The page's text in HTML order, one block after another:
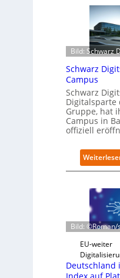
Bild: Schwarz
Schwarz
Campus
Schwarz
Digitalsparte
Gruppe, hat
Campus in
offiziell
Bild: ©Roman/
EU-weiter
Deutschland